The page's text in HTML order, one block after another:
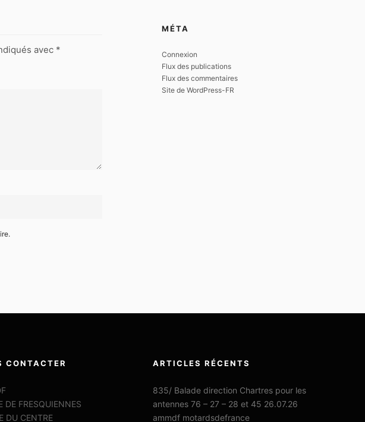
avec *
MÉTA
Connexion
Flux des publications
Flux des commentaires
Site de WordPress-FR
CONTACTER
DE FRESQUIENNES
DU CENTRE
ARTICLES RÉCENTS
835/ Balade direction Chartres pour les
antennes 76 – 27 – 28 et 45 26.07.26
ammdf motardsdefrance